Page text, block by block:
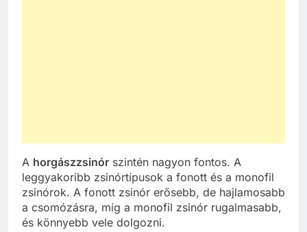
A horgászzsinór szintén nagyon fontos. A
leggyakoribb zsinórtípusok a fonott és a monofil
zsinórok. A fonott zsinór erősebb, de hajlamosabb
a csomózásra, míg a monofil zsinór rugalmasabb,
és könnyebb vele dolgozni.